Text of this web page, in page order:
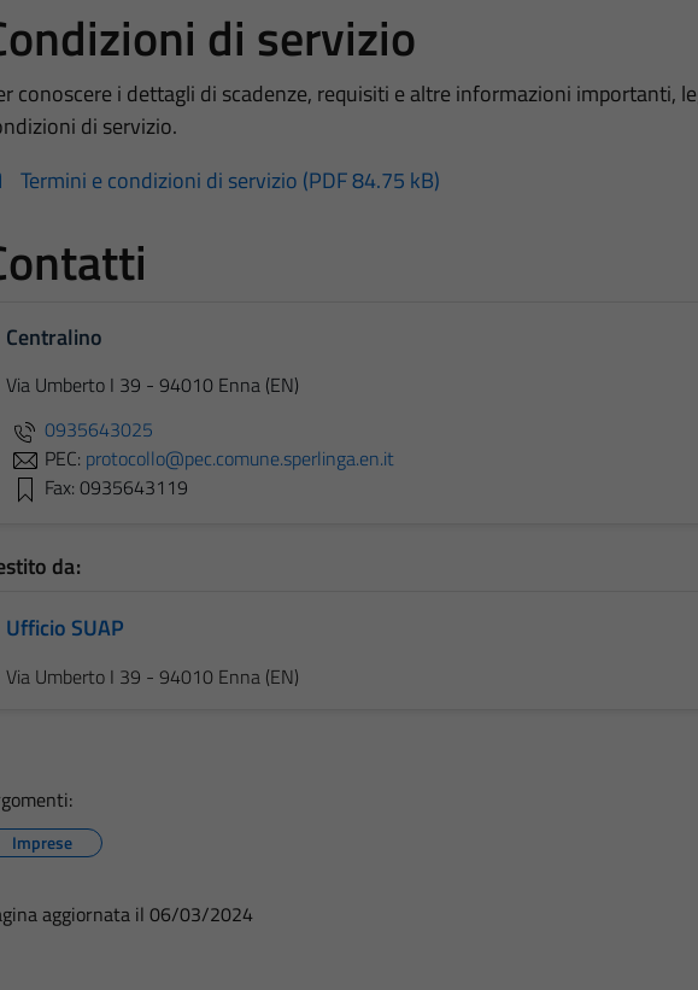
di servizio
conoscere i dettagli di scadenze, requisiti e altre informazioni importanti,
di servizio.
Termini e condizioni di servizio (PDF 84.75 kB)
Centralino
Via Umberto I 39 - 94010 Enna (EN)
0935643025
PEC: protocollo@pec.comune.sperlinga.en.it
Fax: 0935643119
da:
Ufficio SUAP
Via Umberto I 39 - 94010 Enna (EN)
Imprese
aggiornata il 06/03/2024